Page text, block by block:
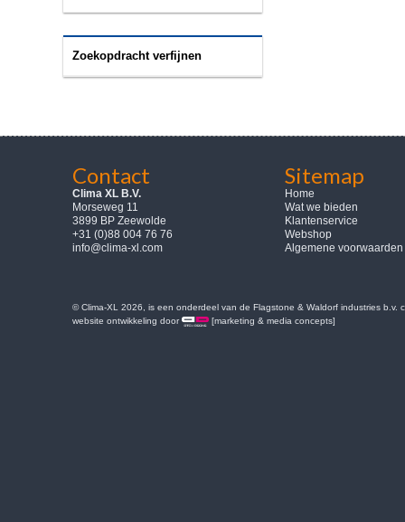
Zoekopdracht verfijnen
Contact
Clima XL B.V.
Morseweg 11
3899 BP Zeewolde
+31 (0)88 004 76 76
info@clima-xl.com
Sitemap
Home
Wat we bieden
Klantenservice
Webshop
Algemene voorwaarden
© Clima-XL 2026, is een onderdeel van de Flagstone & Waldorf industries b.v.
website ontwikkeling door
[marketing & media concepts]